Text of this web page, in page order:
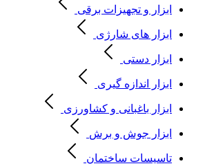
ابزار و تجهیزات برقی
ابزار های شارژی
ابزار دستی
ابزار اندازه گیری
ابزار باغبانی و کشاورزی
ابزار جوش و برش
تاسیسات ساختمان